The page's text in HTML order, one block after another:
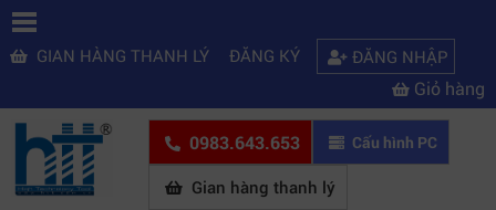
GIAN HÀNG THANH LÝ ĐĂNG KÝ ĐĂNG NHẬP
Giỏ hàng
0983.643.653 Cấu hình PC
Gian hàng thanh lý